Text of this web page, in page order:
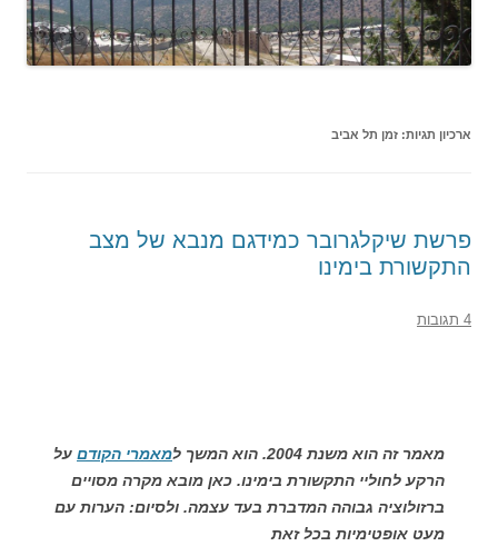
ארכיון תגיות: זמן תל אביב
פרשת שיקלגרובר כמידגם מנבא של מצב
התקשורת בימינו
4 תגובות
מאמר זה הוא משנת 2004. הוא המשך ל מאמרי הקודם על
הרקע לחוליי התקשורת בימינו. כאן מובא מקרה מסויים
ברזולוציה גבוהה המדברת בעד עצמה. ולסיום: הערות עם
מעט אופטימיות בכל זאת